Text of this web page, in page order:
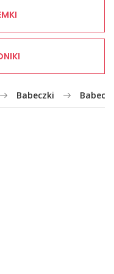
Babeczki